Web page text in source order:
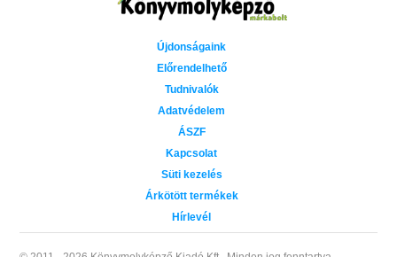
Újdonságaink
Előrendelhető
Tudnivalók
Adatvédelem
ÁSZF
Kapcsolat
Süti kezelés
Árkötött termékek
Hírlevél